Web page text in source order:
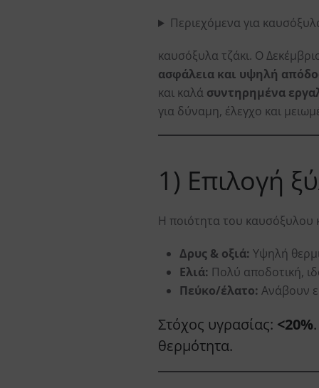
Περιεχόμενα για
καυσόξυλα τζάκι. Ο
ασφάλεια και υψηλή
και καλά συντηρημένα
για δύναμη, έλεγχο και
1) Επιλογή
Η ποιότητα του καυσόξυλου
Δρυς & οξιά: Υψηλή
Ελιά: Πολύ αποδοτική,
Πεύκο/έλατο: Ανάβουν
Στόχος υγρασίας: <20%
θερμότητα.